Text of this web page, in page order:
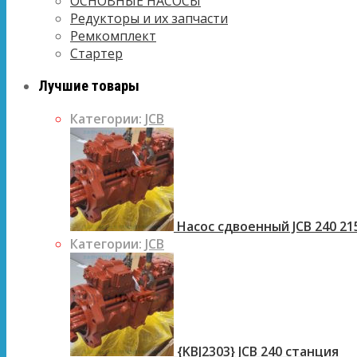
Редукторы и их запчасти
Ремкомплект
Стартер
Лучшие товары
Категории: JCB
Насос сдвоенный JCB 240
Категории: JCB
{KBJ2303} JCB 240 станция